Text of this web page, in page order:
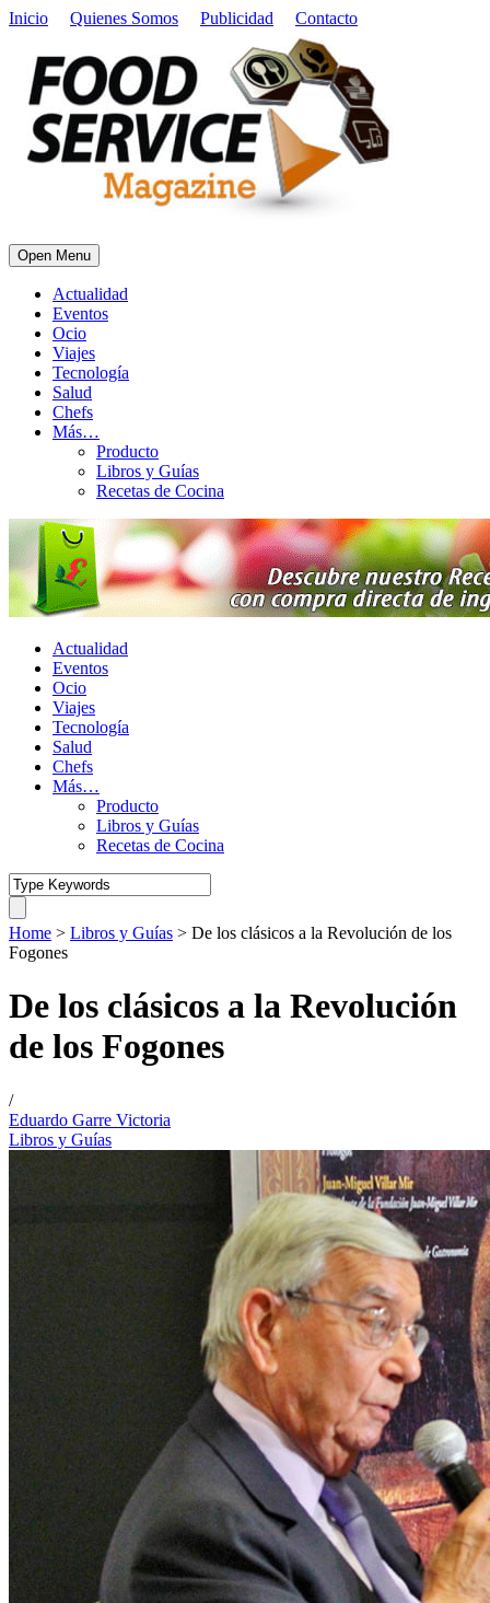
Inicio Quienes Somos Publicidad Contacto
Open Menu
Actualidad
Eventos
Ocio
Viajes
Tecnología
Salud
Chefs
Más…
Producto
Libros y Guías
Recetas de Cocina
Actualidad
Eventos
Ocio
Viajes
Tecnología
Salud
Chefs
Más…
Producto
Libros y Guías
Recetas de Cocina
Home > Libros y Guías > De los clásicos a la Revolución de los
Fogones
De los clásicos a la Revolución
de los Fogones
/
Eduardo Garre Victoria
Libros y Guías